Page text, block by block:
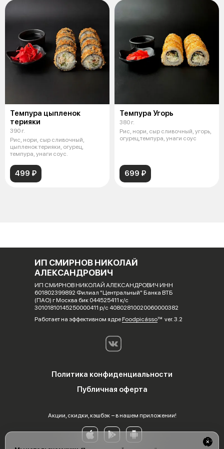
Темпура цыпленок
терияки
390 г.
Рис, нори, сыр сливочный,
цыпленок терияки, огурец,
темпура, унаги соус.
499 ₽
Темпура Угорь
380 г.
Рис, нори, сыр сливочный, угорь,
огурец,темпура, унаги соус
699 ₽
ИП СМИРНОВ НИКОЛАЙ
АЛЕКСАНДРОВИЧ
ИП СМИРНОВ НИКОЛАЙ АЛЕКСАНДРОВИЧ ИНН
601802399892 Филиал "Центральный" Банка ВТБ
(ПАО) г Москва бик 044525411 к/с
30101810145250000411 р/с 40802810020060000382
Работает на эффективном ядре Foodpicássover. 3.2
Политика конфиденциальности
Публичная оферта
Акции, скидки, кэшбэк − в нашем приложении!